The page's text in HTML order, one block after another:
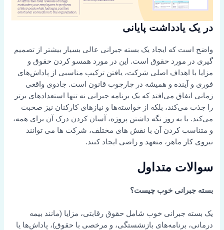
در یک یادداشت پایانی
واضح است که ایجاد یک بسته جبرانی عالی بسیار بیشتر از تصمیم
گیری در مورد حقوق است. این در مورد همسو کردن حقوق و
مزایا با اهداف اصلی شرکت، یافتن ترکیب مناسبی از پاداش‌های
فوری و آینده و همیشه در چارچوب قانون است. جادوی واقعی
زمانی اتفاق می‌افتد که یک برنامه جبرانی نه تنها استعدادهای برتر
را جذب می‌کند، بلکه از خواسته‌ها و نیازهای کارکنان نیز صحبت
می‌کند. با به روز نگه داشتن پروژه، آسان کردن درک آن برای همه،
و متناسب کردن آن با نقش های مختلف، شرکت ها می توانند
نیروی کار ماهر، متعهد و راضی ایجاد کنند.
سوالات متداول
بسته جبرانی خوب چیست؟
یک بسته جبرانی خوب شامل حقوق رقابتی، مزایا (مانند بیمه
درمانی، برنامه‌های بازنشستگی، و مرخصی با حقوق)، پاداش‌ها یا